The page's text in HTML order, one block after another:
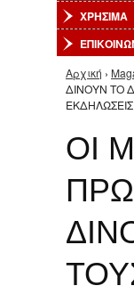
ΧΡΗΣΙΜΑ
Είστε
Αρχική ›
ΔΙΝΟΥΝ ΤΟ
ΕΚΔΗΛΩΣΕΙΣ
OI